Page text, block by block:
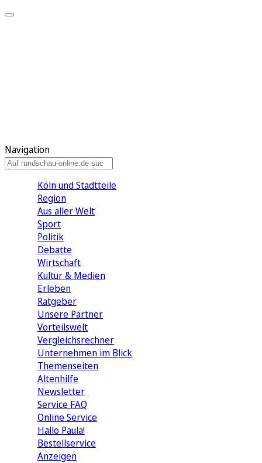
Navigation
Köln und Stadtteile
Region
Aus aller Welt
Sport
Politik
Debatte
Wirtschaft
Kultur & Medien
Erleben
Ratgeber
Unsere Partner
Vorteilswelt
Vergleichsrechner
Unternehmen im Blick
Themenseiten
Altenhilfe
Newsletter
Service FAQ
Online Service
Hallo Paula!
Bestellservice
Anzeigen